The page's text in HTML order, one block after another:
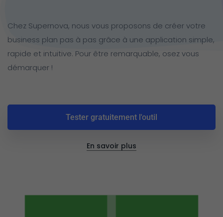
Chez Supernova, nous vous proposons de créer votre
business plan pas à pas grâce à une application simple,
rapide et intuitive. Pour être remarquable, osez vous
démarquer !
Tester gratuitement l'outil
En savoir plus